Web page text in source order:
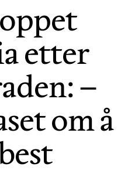
etter
–
om å